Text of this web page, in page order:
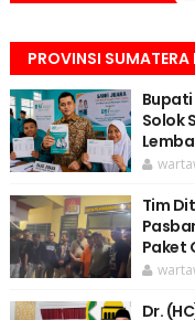
PROVINSI SUMATERA
Bupati
Solok
Tim
Paket
Dr.